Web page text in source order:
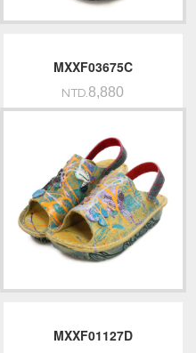
MXXF03675C
NTD.8,880
MXXF01127D